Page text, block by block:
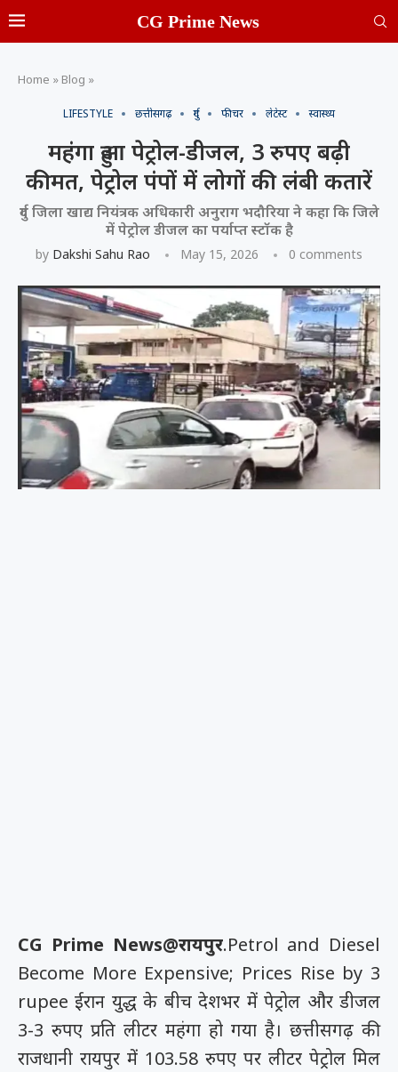
CG Prime News
Home » Blog »
LIFESTYLE छत्तीसगढ़ दुर्ग फीचर लेटेस्ट स्वास्थ्य
महंगा हुआ पेट्रोल-डीजल, 3 रुपए बढ़ी
कीमत, पेट्रोल पंपों में लोगों की लंबी कतारें
दुर्ग जिला खाद्य नियंत्रक अधिकारी अनुराग भदौरिया ने कहा कि जिले
में पेट्रोल डीजल का पर्याप्त स्टॉक है
by Dakshi Sahu Rao May 15, 2026 0 comments
CG Prime News@रायपुर.Petrol and Diesel
Become More Expensive; Prices Rise by 3
rupee ईरान युद्ध के बीच देशभर में पेट्रोल और डीजल
3-3 रुपए प्रति लीटर महंगा हो गया है। छत्तीसगढ़ की
राजधानी रायपुर में 103.58 रुपए पर लीटर पेट्रोल मिल